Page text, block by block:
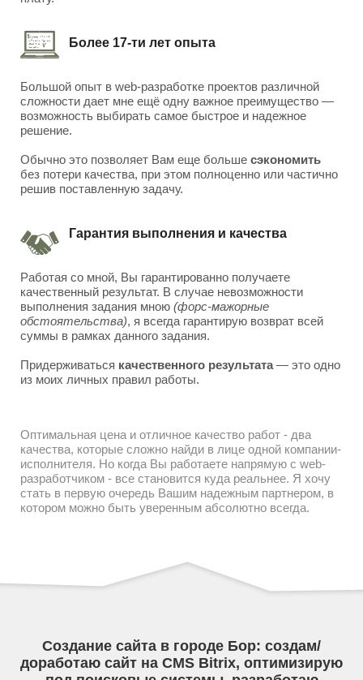
Более 17-ти лет опыта
Большой опыт в web-разработке проектов различной
сложности дает мне ещё одну важное преимущество —
возможность выбирать самое быстрое и надежное
решение.
Обычно это позволяет Вам еще больше сэкономить
без потери качества, при этом полноценно или частично
решив поставленную задачу.
Гарантия выполнения и качества
Работая со мной, Вы гарантированно получаете
качественный результат. В случае невозможности
выполнения задания мною (форс-мажорные
обстоятельства), я всегда гарантирую возврат всей
суммы в рамках данного задания.
Придерживаться качественного результата— это одно
из моих личных правил работы.
Оптимальная цена и отличное качество работ - два
качества, которые сложно найди в лице одной компании-
исполнителя. Но когда Вы работаете напрямую с web-
разработчиком - все становится куда реальнее. Я хочу
стать в первую очередь Вашим надежным партнером, в
котором можно быть уверенным абсолютно всегда.
Создание сайта в городе Бор: создам/
доработаю сайт на CMS Bitrix, оптимизирую